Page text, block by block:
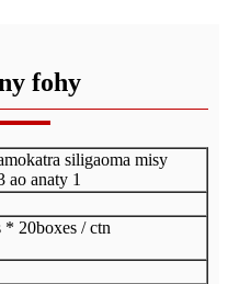
fohy
siligaoma misy
ao anaty 1
* 20boxes / ctn